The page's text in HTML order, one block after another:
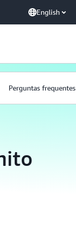
English
Perguntas frequentes